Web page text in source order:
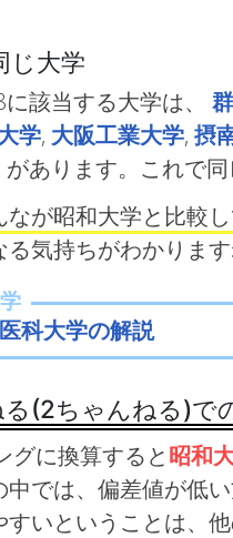
じ大学
該当する大学は、
学, 大阪工業大学, 摂
があります。これで
なが昭和大学と比較
気持ちがわかります
科大学の解説
(2ちゃんねる)で
に換算すると昭和
では、偏差値が低
いということは、